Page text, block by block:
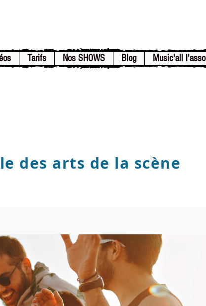
Tarifs Nos SHOWS Blog Music'all l'asso
des arts de la scène